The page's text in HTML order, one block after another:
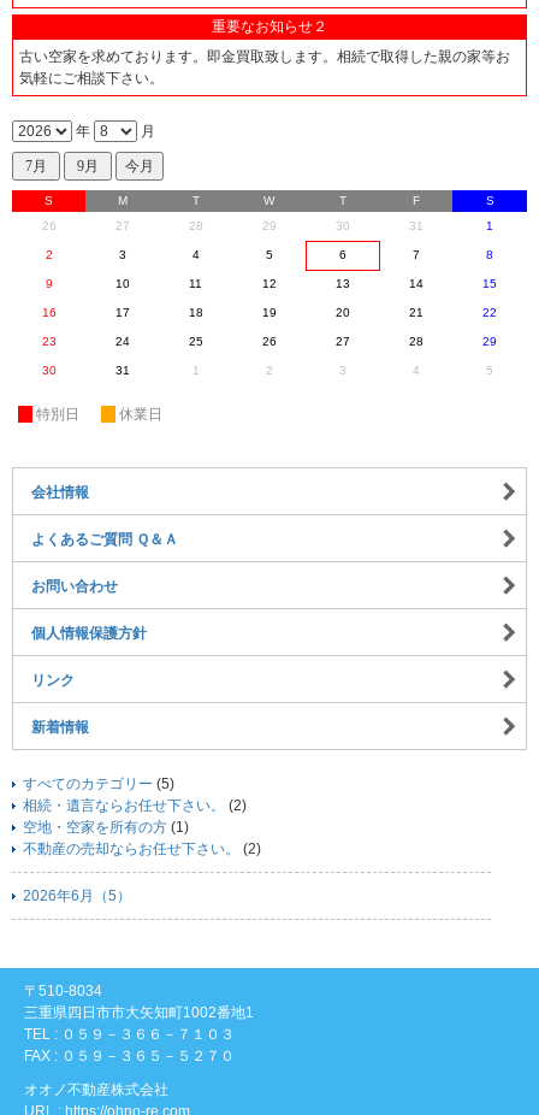
重要なお知らせ２
古い空家を求めております。即金買取致します。相続で取得した親の家等お
気軽にご相談下さい。
年 月
S M T W T F
S
26
27 28 29 30 31 1
2 3 4 5 6 7 8
9 10 11 12 13 14 15
16 17 18 19 20 21 22
23 24 25 26 27 28 29
30 31 1 2 3 4 5
特別日 休業日
会社情報
よくあるご質問 Ｑ＆Ａ
お問い合わせ
個人情報保護方針
リンク
新着情報
すべてのカテゴリー (5)
相続・遺言ならお任せ下さい。
(2)
空地・空家を所有の方 (1)
不動産の売却ならお任せ下さい。
(2)
2026年6月（5）
〒510-8034
三重県四日市市大矢知町1002番地1
TEL : ０５９－３６６－７１０３
FAX : ０５９－３６５－５２７０
オオノ不動産株式会社
URL : https://ohno-re.com